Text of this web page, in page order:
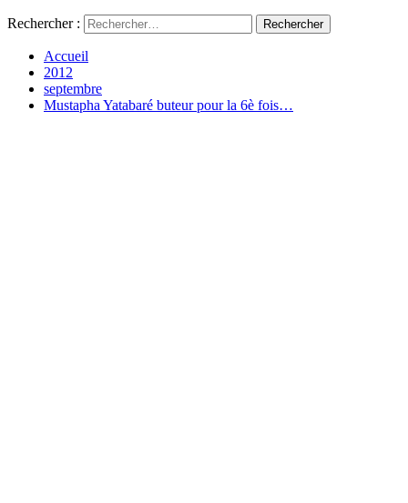
Rechercher :
Accueil
2012
septembre
Mustapha Yatabaré buteur pour la 6è fois…